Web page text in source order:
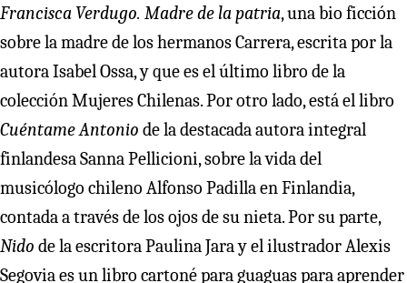
Francisca Verdugo. Madre de la patria, una bio ficción
sobre la madre de los hermanos Carrera, escrita por la
autora Isabel Ossa, y que es el último libro de la
colección Mujeres Chilenas. Por otro lado, está el libro
Cuéntame Antonio de la destacada autora integral
finlandesa Sanna Pellicioni, sobre la vida del
musicólogo chileno Alfonso Padilla en Finlandia,
contada a través de los ojos de su nieta. Por su parte,
Nido de la escritora Paulina Jara y el ilustrador Alexis
Segovia es un libro cartoné para guaguas para aprender